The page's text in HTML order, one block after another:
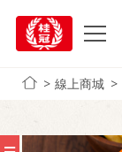
線上商城